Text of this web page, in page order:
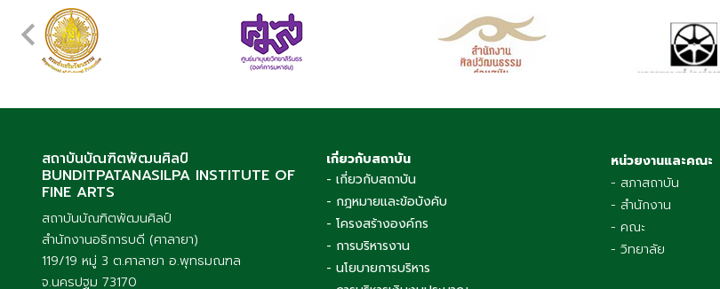
สถาบันบัณฑิตพัฒนศิลป์
BUNDITPATANASILPA INSTITUTE OF
FINE ARTS
สถาบันบัณฑิตพัฒนศิลป์
สำนักงานอธิการบดี (ศาลายา)
119/19 หมู่ 3 ต.ศาลายา อ.พุทธมณฑล
จ.นครปฐม 73170
เกี่ยวกับสถาบัน
- เกี่ยวกับสถาบัน
- กฎหมายและข้อบังคับ
- โครงสร้างองค์กร
- การบริหารงาน
- นโยบายการบริหาร
หน่วยงานและคณะ
- สภาสถาบัน
- สำนักงาน
- คณะ
- วิทยาลัย